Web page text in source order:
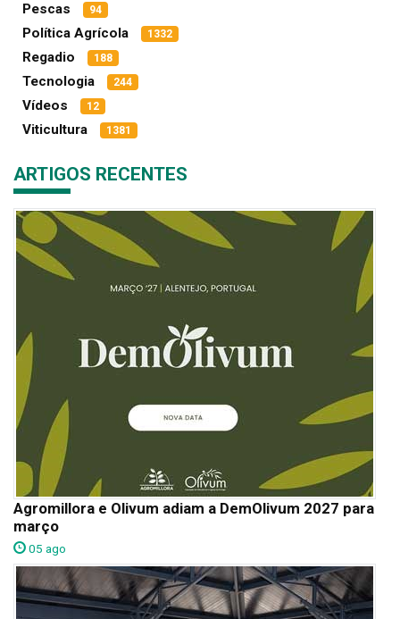
Pescas 94
Política Agrícola 1332
Regadio 188
Tecnologia 244
Vídeos 12
Viticultura 1381
ARTIGOS RECENTES
Agromillora e Olivum adiam a DemOlivum 2027 para
março
05 ago